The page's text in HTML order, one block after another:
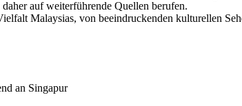
auf weiterführende Quellen berufen.
Malaysias, von beeindruckenden kulturellen
an Singapur